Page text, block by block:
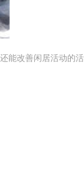
能改善闲居活动的